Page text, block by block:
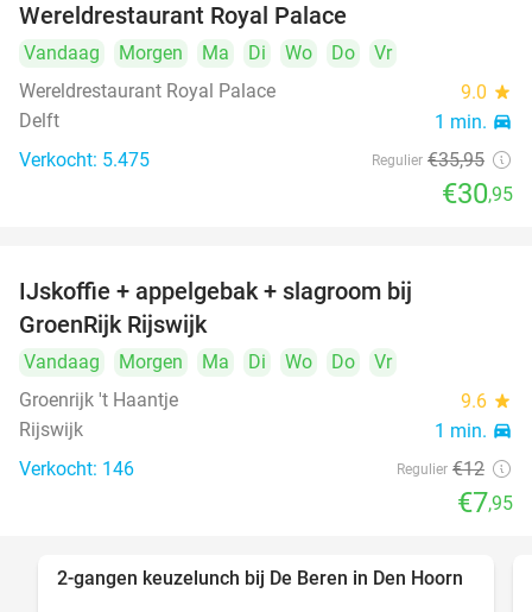
Wereldrestaurant Royal Palace
Vandaag Morgen Ma Di Wo Do
Vr
Wereldrestaurant Royal Palace
9.0 star
Delft 1 min. directions_car
Verkocht: 5.475 Regulier €35,95
€30,95
IJskoffie + appelgebak + slagroom bij
GroenRijk Rijswijk
Vandaag Morgen Ma Di Wo Do
Vr
Groenrijk 't Haantje
9.6 star
Rijswijk 1 min. directions_car
Verkocht: 146 Regulier €12
€7,95
43%
2-gangen keuzelunch bij De Beren in Den Hoorn